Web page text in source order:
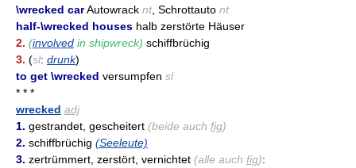
\wrecked carAutowrack nt , Schrottauto nt
half-\wrecked houses halb zerstörte Häuser
2. (involved in shipwreck) schiffbrüchig
3. (sl: drunk)
to get \wrecked versumpfen sl
* * *
wrecked adj
1. gestrandet, gescheitert (beide auch fig)
2. schiffbrüchig (Seeleute)
3. zertrümmert, zerstört, vernichtet (alle auch fig):